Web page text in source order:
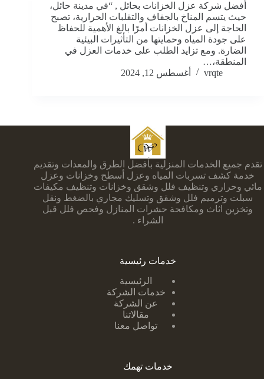
أفضل شركة عزل الخزانات بحائل , “في مدينة حائل،
حيث يتسم المناخ بالجفاف والتقلبات الحرارية، تصبح
الحاجة إلى عزل الخزانات أمرًا بالغ الأهمية للحفاظ
على جودة المياه وحمايتها من التأثيرات البيئية
الضارة. ومع تزايد الطلب على خدمات العزل في
المنطقة،…
vrqte
أغسطس 12, 2024
تقدم جميع الخدمات المنزلية بأفضل الطرق والمعدات وتقديم
خدمة كشف تسربات المياه وعزل أسطح وخزانات وعزل
مائي وحراري وتنظيف فلل وشقق وخزانات وتنظيف مكيفات
سبلت وترميم فلل وشقق وتسليك مجاري بالضغط ونقل
وتخزين اثاث ومكافحة حشرات المنازل وفحص فلل قبل
الشراء .
خدمات رئيسية
الرئيسية
خدمات الشركة
عن الشركة
مقالاتنا
تواصل معنا
خدمات تهمك